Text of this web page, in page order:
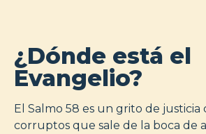
¿Dónde está el
Evangelio?
El Salmo 58 es un grito de justicia
corruptos que sale de la boca de